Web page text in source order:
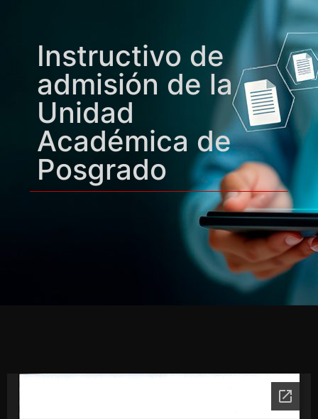
Instructivo de
admisión de la
Unidad
Académica de
Posgrado